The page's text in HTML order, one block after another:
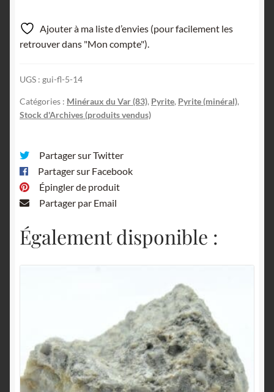
Ajouter à ma liste d’envies (pour facilement les
retrouver dans "Mon compte").
UGS : gui-fl-5-14
Catégories : Minéraux du Var (83), Pyrite, Pyrite (minéral),
Stock d'Archives (produits vendus)
Partager sur Twitter
Partager sur Facebook
Épingler de produit
Partager par Email
Également disponible :